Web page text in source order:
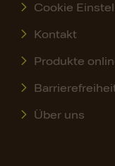
Cookie
Kontakt
Produkte
Über uns